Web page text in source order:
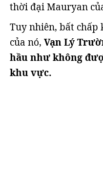
thời đại Mauryan
Tuy nhiên, bất
của nó, Vạn Lý
hầu như không
khu vực.